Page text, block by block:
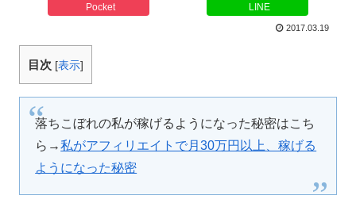
Pocket LINE
2017.03.19
目次 [表示]
落ちこぼれの私が稼げるようになった秘密はこち
ら→私がアフィリエイトで月30万円以上、稼げる
ようになった秘密